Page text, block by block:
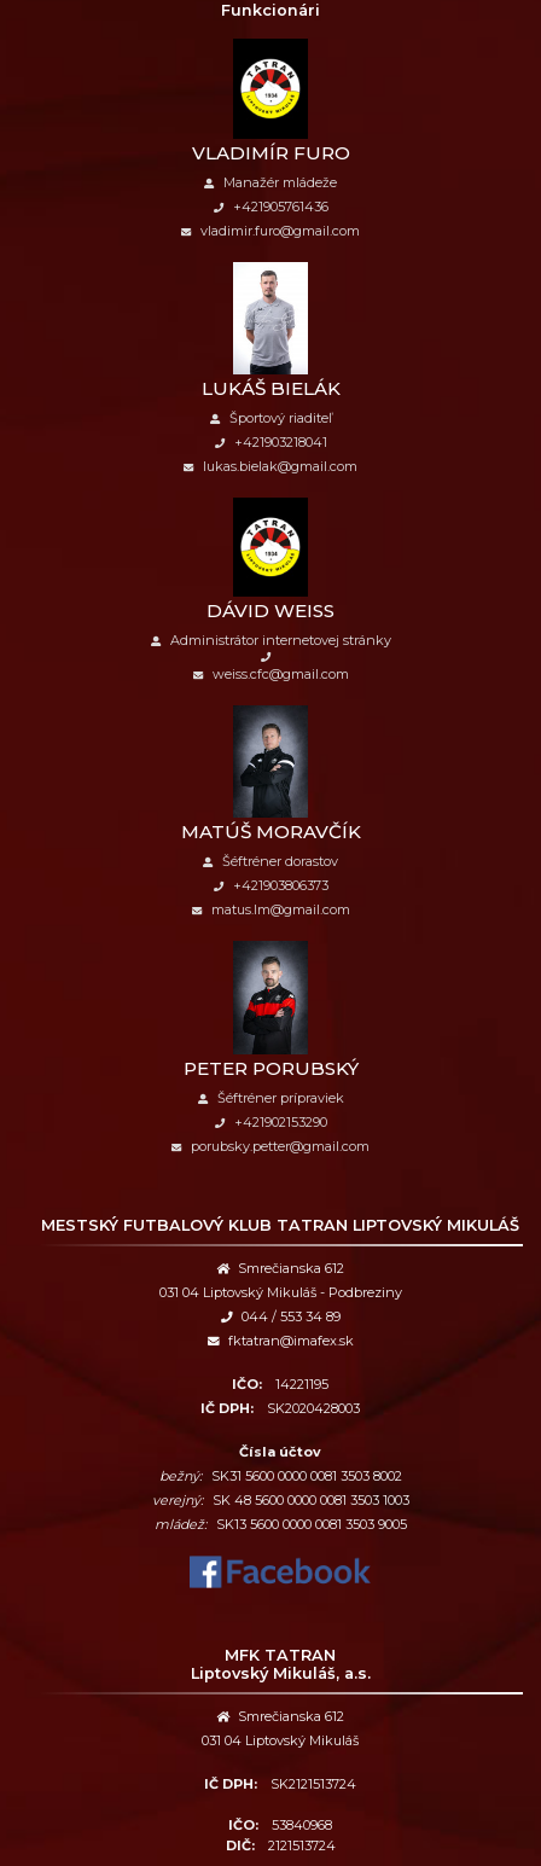
Funkcionári
VLADIMÍR FURO
Manažér mládeže
+421905761436
vladimir.furo@gmail.com
LUKÁŠ BIELÁK
Športový riaditeľ
+421903218041
lukas.bielak@gmail.com
DÁVID WEISS
Administrátor internetovej stránky
weiss.cfc@gmail.com
MATÚŠ MORAVČÍK
Šéftréner dorastov
+421903806373
matus.lm@gmail.com
PETER PORUBSKÝ
Šéftréner prípraviek
+421902153290
porubsky.petter@gmail.com
MESTSKÝ FUTBALOVÝ KLUB TATRAN LIPTOVSKÝ MIKULÁŠ
Smrečianska 612
031 04 Liptovský Mikuláš - Podbreziny
044 / 553 34 89
fktatran@imafex.sk
IČO:
14221195
IČ DPH:
SK2020428003
Čísla účtov
bežný:
SK31 5600 0000 0081 3503 8002
verejný:
SK 48 5600 0000 0081 3503 1003
mládež:
SK13 5600 0000 0081 3503 9005
MFK TATRAN
Liptovský Mikuláš, a.s.
Smrečianska 612
031 04 Liptovský Mikuláš
IČ DPH: SK2121513724
IČO:
53840968
DIČ:
2121513724